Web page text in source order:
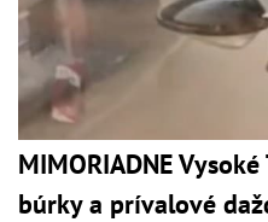
MIMORIADNE
búrky a prívalové